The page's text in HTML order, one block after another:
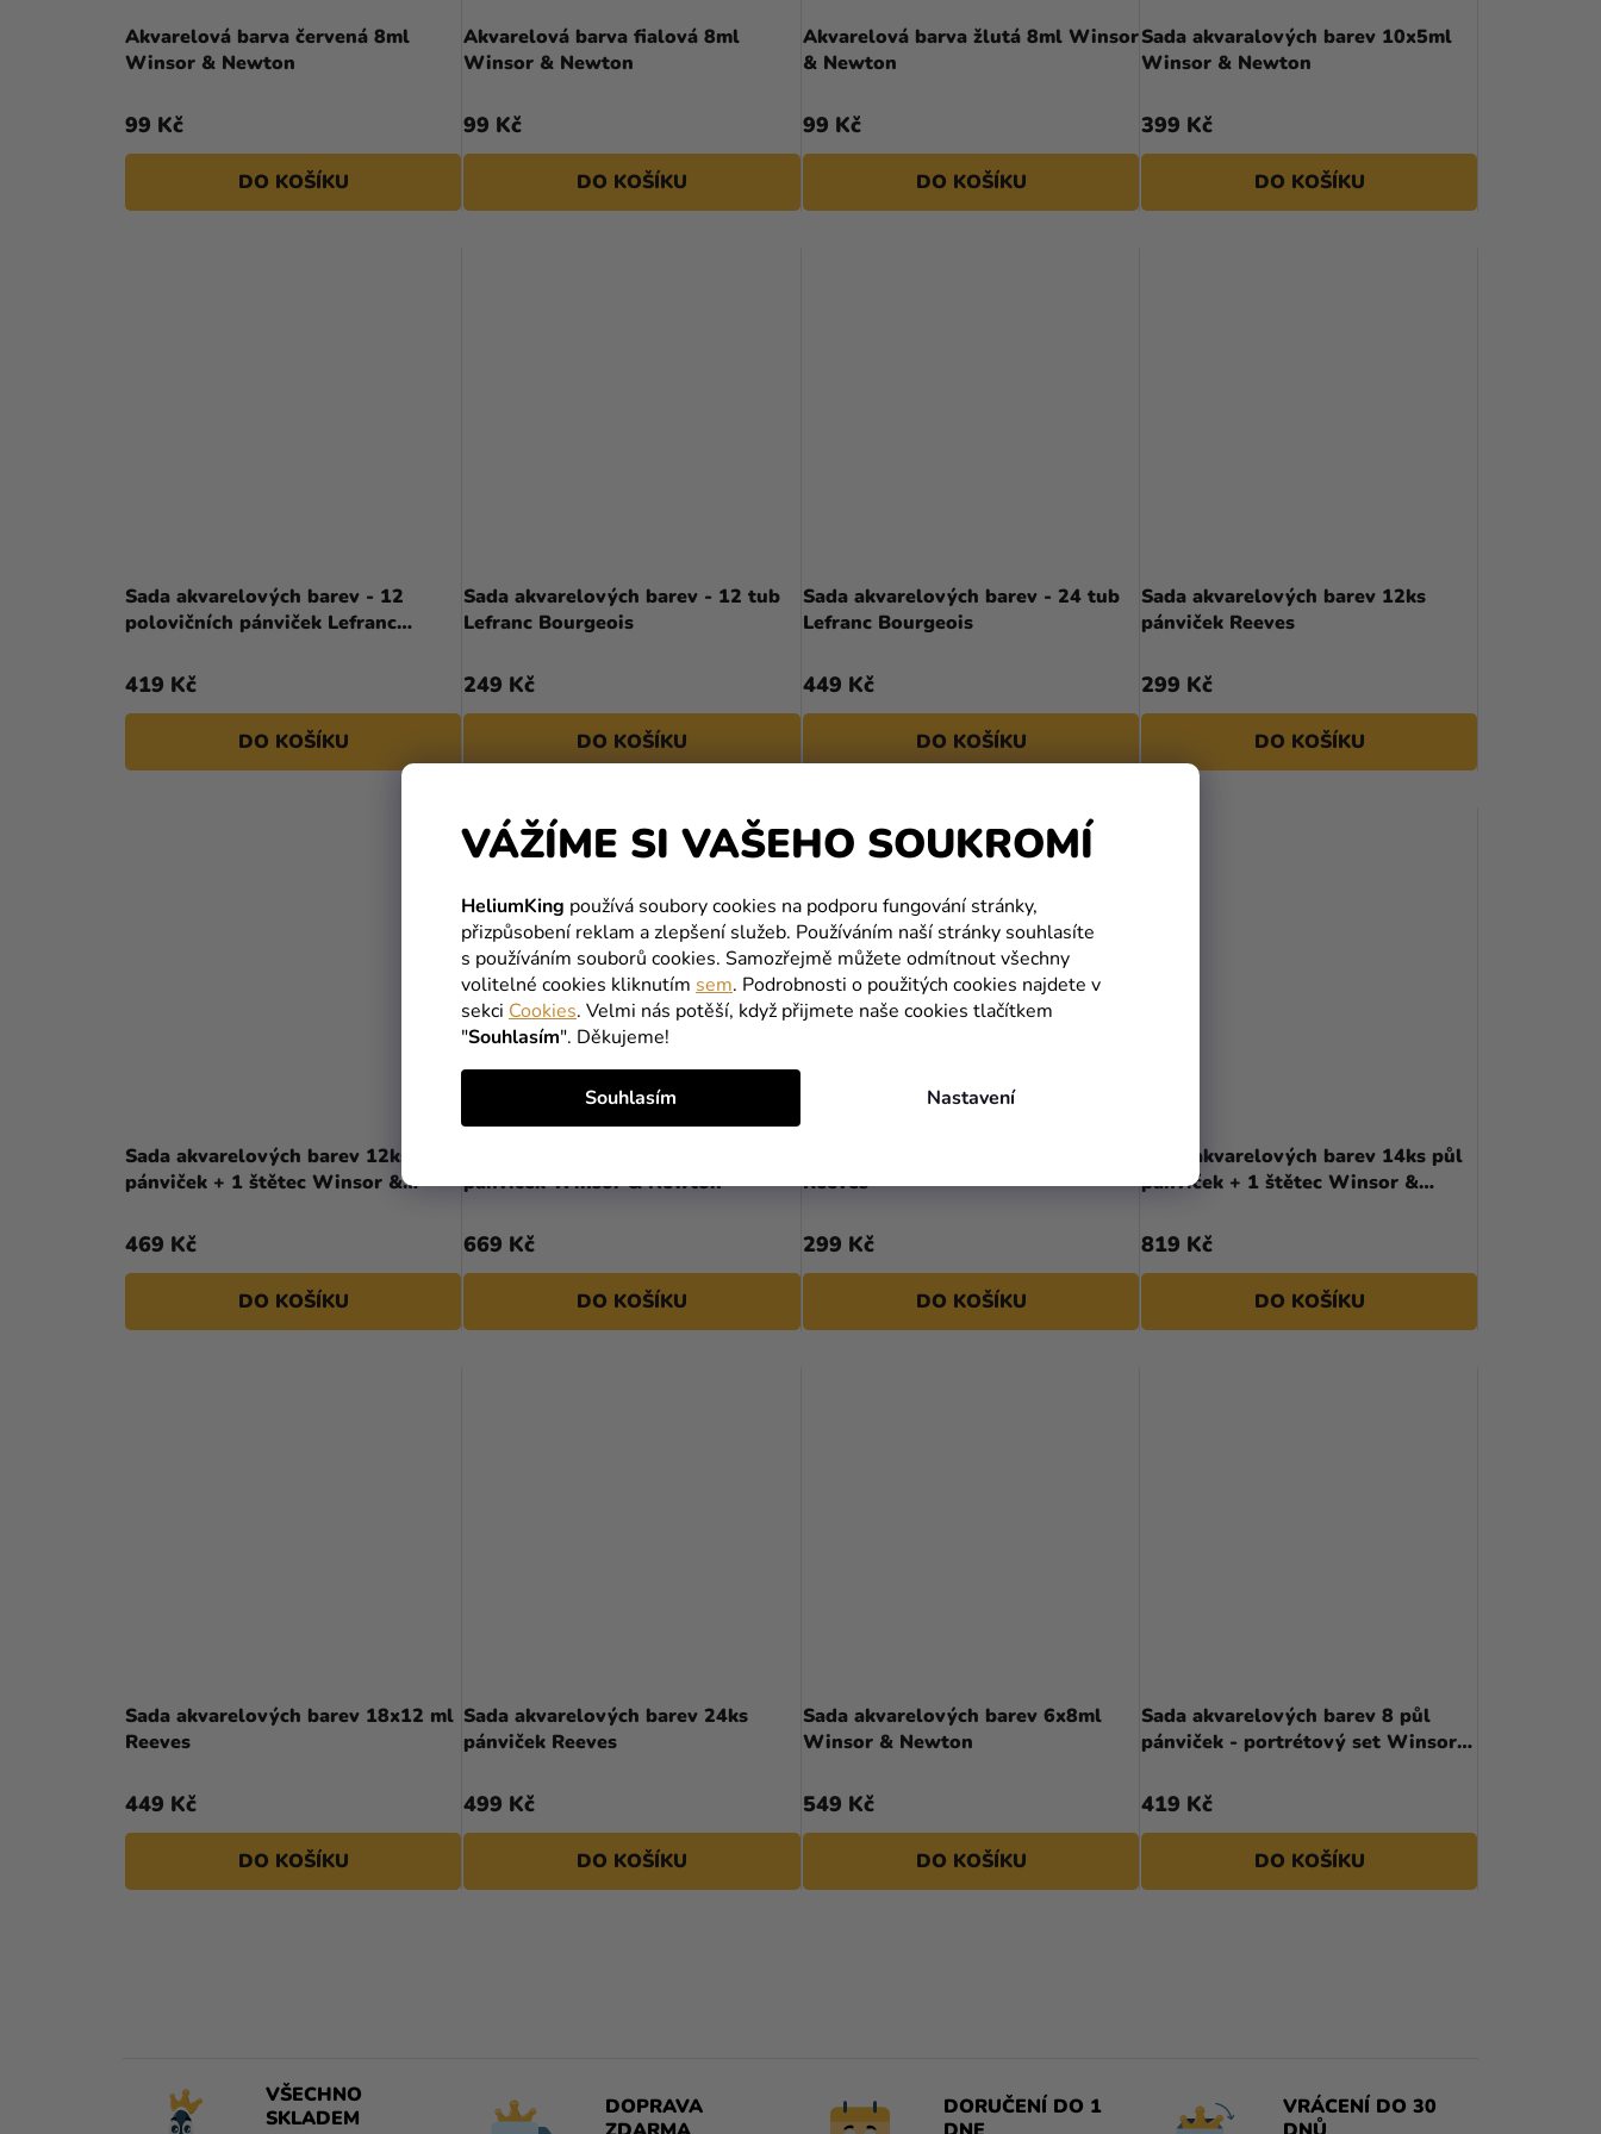
VÁŽÍME SI VAŠEHO SOUKROMÍ
HeliumKing používá soubory cookies na podporu fungování stránky,
přizpůsobení reklam a zlepšení služeb. Používáním naší stránky souhlasíte
s používáním souborů cookies. Samozřejmě můžete odmítnout všechny
volitelné cookies kliknutím sem. Podrobnosti o použitých cookies najdete v
sekci Cookies. Velmi nás potěší, když přijmete naše cookies tlačítkem
"Souhlasím". Děkujeme!
Nastavení
Souhlasím
A
N
E
L
U
K
T
Ů
D
U
K
T
Ů
Akvarelová barva červená 8ml
Winsor & Newton
99 Kč
DO KOŠÍKU
Akvarelová barva fialová 8ml
Winsor & Newton
99 Kč
DO KOŠÍKU
Akvarelová barva žlutá 8ml Winsor
& Newton
99 Kč
DO KOŠÍKU
Sada akvaralových barev 10x5ml
Winsor & Newton
399 Kč
DO KOŠÍKU
Sada akvarelových barev - 12
polovičních pánviček Lefranc
419 Kč
DO KOŠÍKU
Sada akvarelových barev - 12 tub
Lefranc Bourgeois
249 Kč
DO KOŠÍKU
Sada akvarelových barev - 24 tub
Lefranc Bourgeois
449 Kč
DO KOŠÍKU
Sada akvarelových barev 12ks
pánviček Reeves
299 Kč
DO KOŠÍKU
Sada akvarelových barev 12ks půl
pánviček + 1 štětec Winsor &
469 Kč
DO KOŠÍKU
pánviček Winsor & Newton
669 Kč
DO KOŠÍKU
Reeves
299 Kč
DO KOŠÍKU
Sada akvarelových barev 14ks půl
pánviček + 1 štětec Winsor &
819 Kč
DO KOŠÍKU
Sada akvarelových barev 18x12 ml
Reeves
449 Kč
DO KOŠÍKU
Sada akvarelových barev 24ks
pánviček Reeves
499 Kč
DO KOŠÍKU
Sada akvarelových barev 6x8ml
Winsor & Newton
549 Kč
DO KOŠÍKU
Sada akvarelových barev 8 půl
pánviček - portrétový set Winsor &
419 Kč
DO KOŠÍKU
VŠECHNO
SKLADEM
DOPRAVA
DORUČENÍ DO 1
VRÁCENÍ DO 30